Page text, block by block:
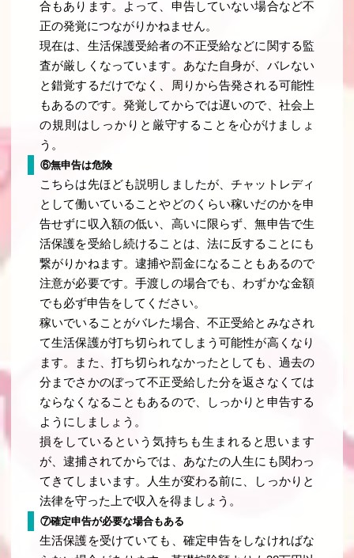
合もあります。よって、申告していない場合など不
正の発覚につながりかねません。
現在は、生活保護受給者の不正受給などに関する監
査が厳しくなっています。あなた自身が、バレない
と錯覚するだけでなく、周りから告発される可能性
もあるのです。発覚してからでは遅いので、社会上
の規則はしっかりと厳守することを心がけましょ
う。
⑥無申告は危険
こちらは先ほども説明しましたが、チャットレディ
として働いていることやどのくらい稼いだのかを申
告せずに収入額の低い、高いに限らず、無申告で生
活保護を受給し続けることは、法に反することにも
繋がりかねます。逮捕や罰金になることもあるので
注意が必要です。手渡しの場合でも、わずかな金額
でも必ず申告をしてください。
稼いでいることがバレた場合、不正受給とみなされ
て生活保護が打ち切られてしまう可能性が高くなり
ます。また、打ち切られなかったとしても、過去の
分までさかのぼって不正受給した分を返さなくては
ならなくなることもあるので、しっかりと申告する
ようにしましょう。
損をしているという気持ちも生まれると思います
が、逮捕されてからでは、あなたの人生にも関わっ
てきてしまいます。人生が変わる前に、しっかりと
法律を守った上で収入を得ましょう。
⑦確定申告が必要な場合もある
生活保護を受けていても、確定申告をしなければな